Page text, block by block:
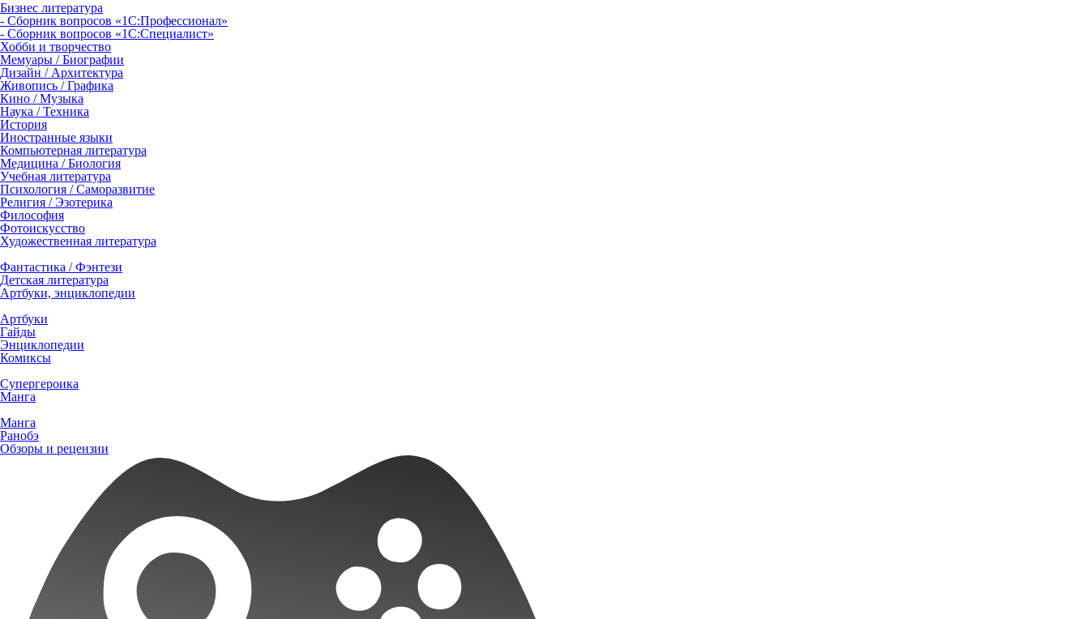
Бизнес литература
- Сборник вопросов «1С:Профессионал»
- Сборник вопросов «1С:Специалист»
Хобби и творчество
Мемуары / Биографии
Дизайн / Архитектура
Живопись / Графика
Кино / Музыка
Наука / Техника
История
Иностранные языки
Компьютерная литература
Медицина / Биология
Учебная литература
Психология / Саморазвитие
Религия / Эзотерика
Философия
Фотоискусство
Художественная литература
Фантастика / Фэнтези
Детская литература
Артбуки, энциклопедии
Артбуки
Гайды
Энциклопедии
Комиксы
Супергероика
Манга
Манга
Ранобэ
Обзоры и рецензии